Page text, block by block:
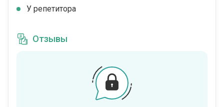
У репетитора
Отзывы